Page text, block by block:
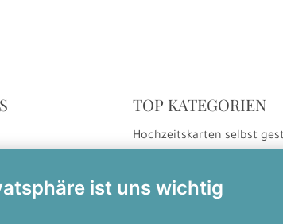
ist uns wichtig
TOP KATEGORIEN
Hochzeitskarten selbst
Einladungskarten selbst